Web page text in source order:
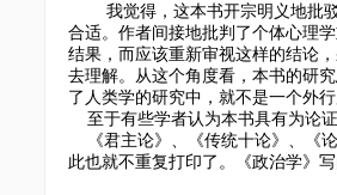
我觉得，这本书开宗明义地批驳
合适。作者间接地批判了个体心理
结果，而应该重新审视这样的结论
去理解。从这个角度看，本书的研
了人类学的研究中，就不是一个外
至于有些学者认为本书具有为论
《君主论》、《传统十论》、《
此也就不重复打印了。《政治学》